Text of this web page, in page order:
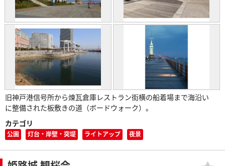
旧神戸港信号所から煉瓦倉庫レストラン街横の船着場まで海沿い
に整備された板敷きの道（ボードウォーク）。
カテゴリ
公園 灯台・岸壁・突堤 ライトアップ 夜景